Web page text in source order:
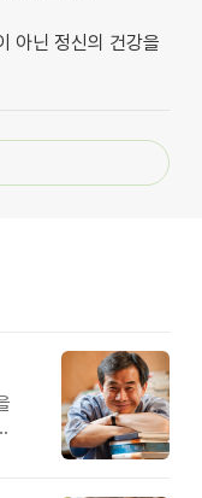
아닌 정신의 건강을